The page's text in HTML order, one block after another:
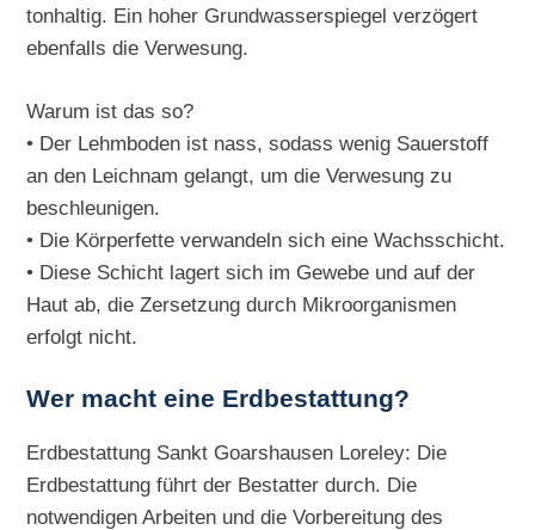
tonhaltig. Ein hoher Grundwasserspiegel verzögert
ebenfalls die Verwesung.
Warum ist das so?
• Der Lehmboden ist nass, sodass wenig Sauerstoff
an den Leichnam gelangt, um die Verwesung zu
beschleunigen.
• Die Körperfette verwandeln sich eine Wachsschicht.
• Diese Schicht lagert sich im Gewebe und auf der
Haut ab, die Zersetzung durch Mikroorganismen
erfolgt nicht.
Wer macht eine Erdbestattung?
Erdbestattung Sankt Goarshausen Loreley: Die
Erdbestattung führt der Bestatter durch. Die
notwendigen Arbeiten und die Vorbereitung des